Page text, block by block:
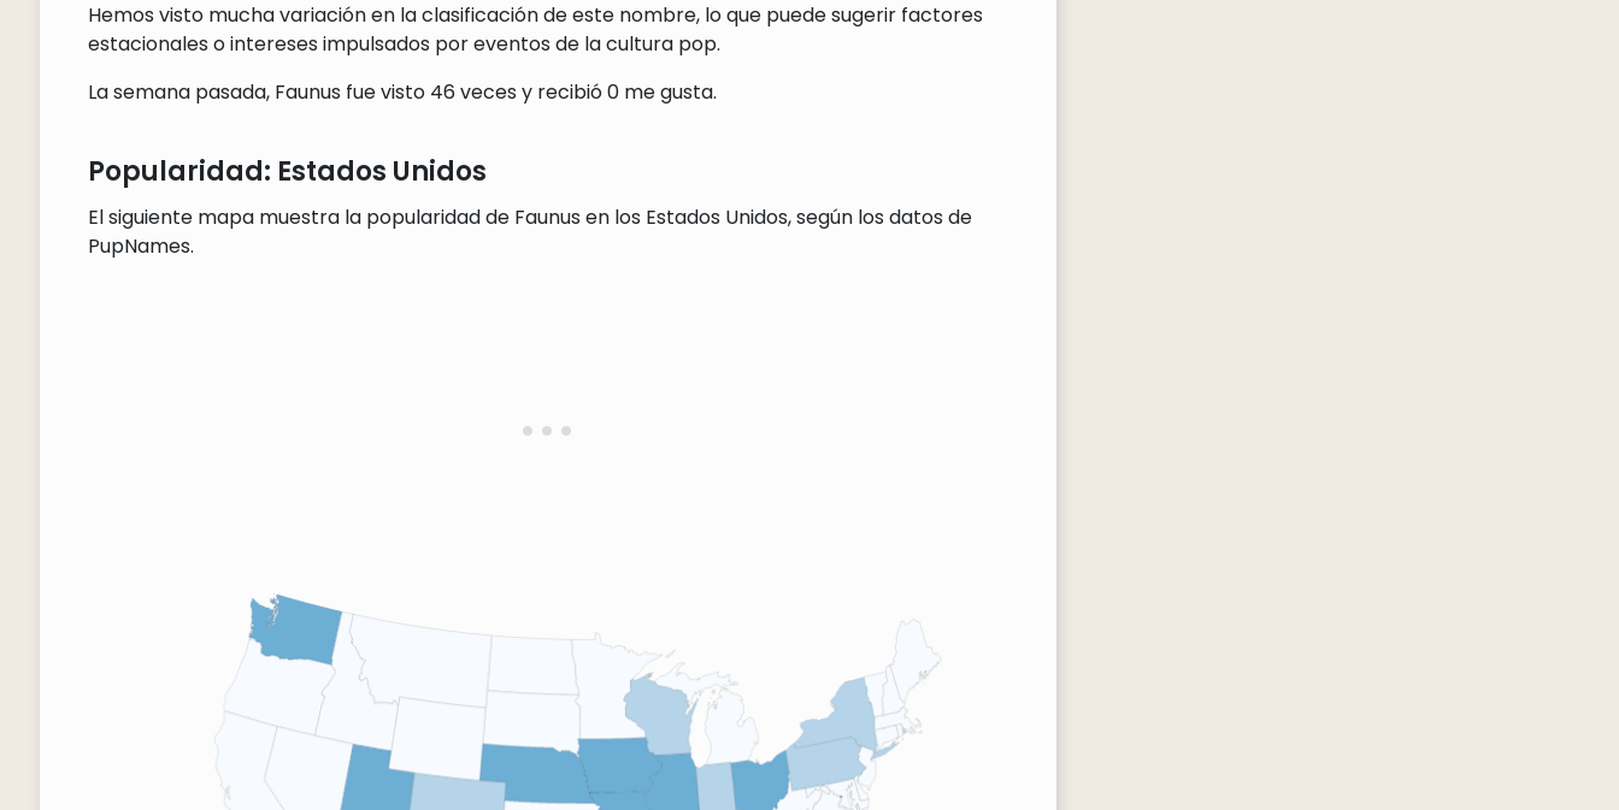
Hemos visto mucha variación en la clasificación de este nombre, lo que puede sugerir factores
estacionales o intereses impulsados por eventos de la cultura pop.
La semana pasada, Faunus fue visto 46 veces y recibió 0 me gusta.
Popularidad: Estados Unidos
El siguiente mapa muestra la popularidad de Faunus en los Estados Unidos, según los datos de
PupNames.